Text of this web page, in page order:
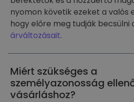
nyomon követik ezeket a valós
hogy előre meg tudják becsülni
árváltozásait.
Miért szükséges a
személyazonosság
vásárláshoz?